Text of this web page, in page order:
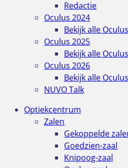
Redactie
Oculus 2024
Bekijk alle
Oculus 2025
Bekijk alle
Oculus 2026
Bekijk alle
NUVO Talk
Optiekcentrum
Zalen
Gekoppelde
Goedzien-zaal
Knipoog-zaal